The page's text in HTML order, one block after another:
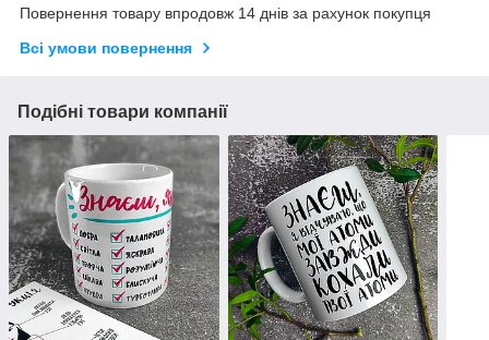
Повернення товару впродовж 14 днів за рахунок покупця
Всі умови повернення
Подібні товари компанії